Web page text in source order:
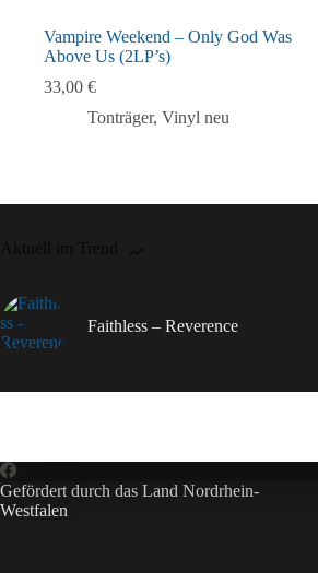
Vampire Weekend – Only God Was
Above Us (2LP’s)
33,00 €
Tonträger, Vinyl neu
Aktuell im Trend
Faithless – Reverence
Gefördert durch das Land Nordrhein-
Westfalen